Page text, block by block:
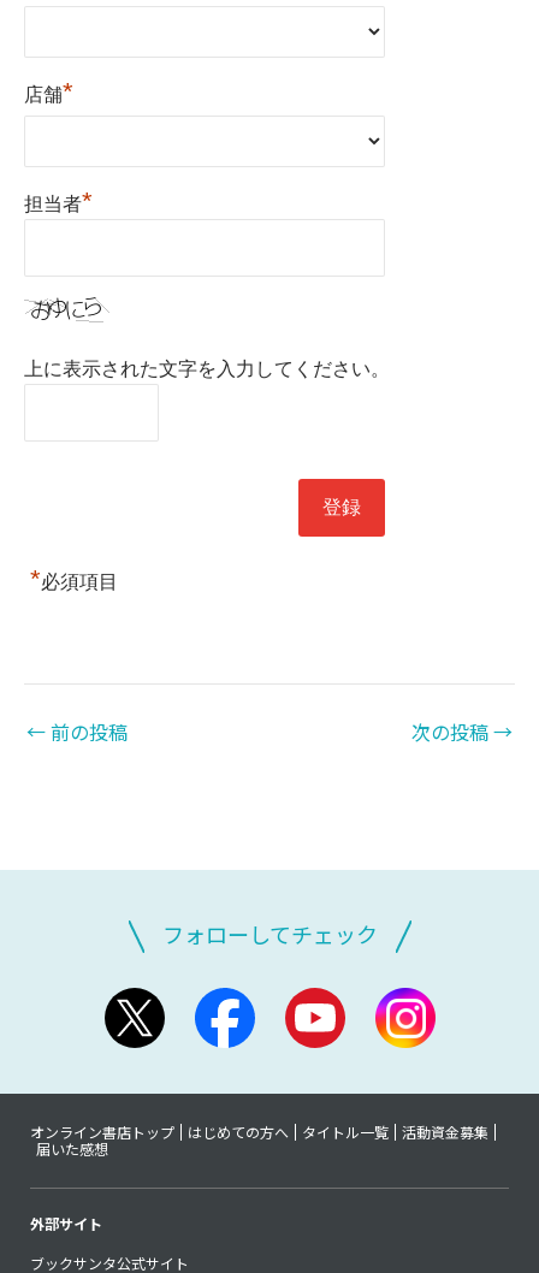
店舗*
担当者*
上に表示された文字を入力してください。
*必須項目
←前の投稿 次の投稿→
フォローしてチェック
オンライン書店トップ はじめての方へ タイトル一覧
活動資金募集
届いた感想
外部サイト
ブックサンタ公式サイト